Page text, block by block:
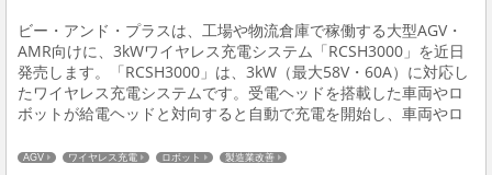
ビー・アンド・プラスは、工場や物流倉庫で稼働する大型AGV・
AMR向けに、3kWワイヤレス充電システム「RCSH3000」を近日
発売します。「RCSH3000」は、3kW（最大58V・60A）に対応し
たワイヤレス充電システムです。受電ヘッドを搭載した車両やロ
ボットが給電ヘッドと対向すると自動で充電を開始し、車両やロ
コネクタを抜き差しする作業...
AGV ワイヤレス充電 ロボット 製造業改善